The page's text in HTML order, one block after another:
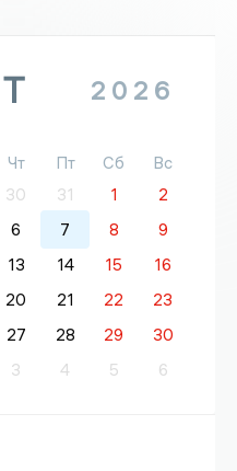
2026
Чт Пт Сб
Вс
30 31 1
2
6 7 8
9
13 14 15
16
20 21 22
23
27 28 29
30
3 4 5 6